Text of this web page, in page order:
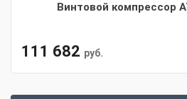
Винтовой компрессор
111 682 руб.